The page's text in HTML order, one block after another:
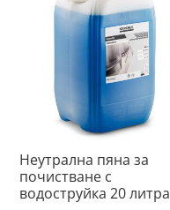
Неутрална пяна за
почистване с
водоструйка 20 литра